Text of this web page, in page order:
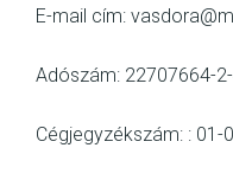
E-mail cím:
Adószám: 22707664-
Cégjegyzékszám: : 01-